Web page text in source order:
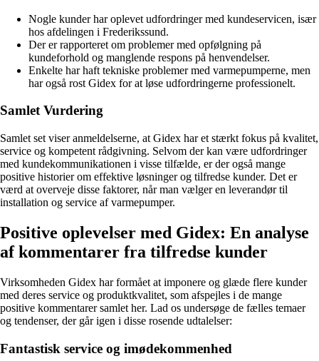
Nogle kunder har oplevet udfordringer med kundeservicen, især
hos afdelingen i Frederikssund.
Der er rapporteret om problemer med opfølgning på
kundeforhold og manglende respons på henvendelser.
Enkelte har haft tekniske problemer med varmepumperne, men
har også rost Gidex for at løse udfordringerne professionelt.
Samlet Vurdering
Samlet set viser anmeldelserne, at Gidex har et stærkt fokus på kvalitet,
service og kompetent rådgivning. Selvom der kan være udfordringer
med kundekommunikationen i visse tilfælde, er der også mange
positive historier om effektive løsninger og tilfredse kunder. Det er
værd at overveje disse faktorer, når man vælger en leverandør til
installation og service af varmepumper.
Positive oplevelser med Gidex: En analyse
af kommentarer fra tilfredse kunder
Virksomheden Gidex har formået at imponere og glæde flere kunder
med deres service og produktkvalitet, som afspejles i de mange
positive kommentarer samlet her. Lad os undersøge de fælles temaer
og tendenser, der går igen i disse rosende udtalelser:
Fantastisk service og imødekommenhed